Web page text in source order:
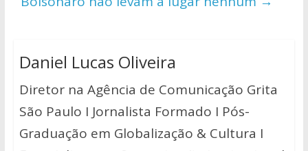
Daniel Lucas Oliveira
Diretor na Agência de Comunicação Grita
São Paulo I Jornalista Formado I Pós-
Graduação em Globalização & Cultura I